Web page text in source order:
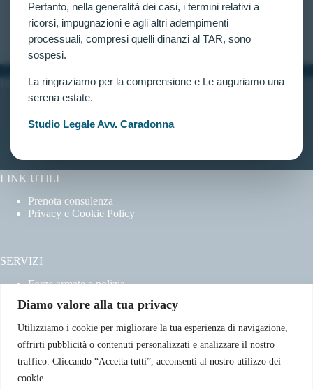
Diamo valore alla tua privacy
Utilizziamo i cookie per migliorare la tua esperienza di navigazione,
offrirti pubblicità o contenuti personalizzati e analizzare il nostro
traffico. Cliccando “Accetta tutti”, acconsenti al nostro utilizzo dei
cookie.
Pertanto, nella generalità dei casi, i termini relativi a
ricorsi, impugnazioni e agli altri adempimenti
processuali, compresi quelli dinanzi al TAR, sono
sospesi.
La ringraziamo per la comprensione e Le auguriamo una
serena estate.
Studio Legale Avv. Caradonna
candidato escluso per note d’ansia da prestazione.
CLAUDIA CARADONNA FEBBRAIO 12, 2026
INFORMAZIONI
Chi siamo
Contatti
LINK UTILI
Prenota consulenza
Privacy e Cookie Policy
SERVIZI
Forze armate e polizia
Concorsi pubblici
Pubblico impiego
Contratti con la pubblica amministrazione
Vittime del dovere ed equiparati